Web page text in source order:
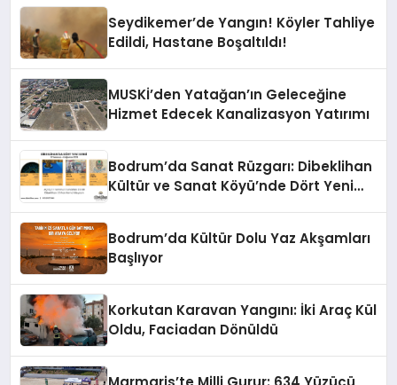
Seydikemer’de Yangın! Köyler Tahliye
Edildi, Hastane Boşaltıldı!
MUSKİ’den Yatağan’ın Geleceğine
Hizmet Edecek Kanalizasyon Yatırımı
Bodrum’da Sanat Rüzgarı: Dibeklihan
Kültür ve Sanat Köyü’nde Dört Yeni
Bodrum’da Kültür Dolu Yaz Akşamları
Başlıyor
Korkutan Karavan Yangını: İki Araç Kül
Oldu, Faciadan Dönüldü